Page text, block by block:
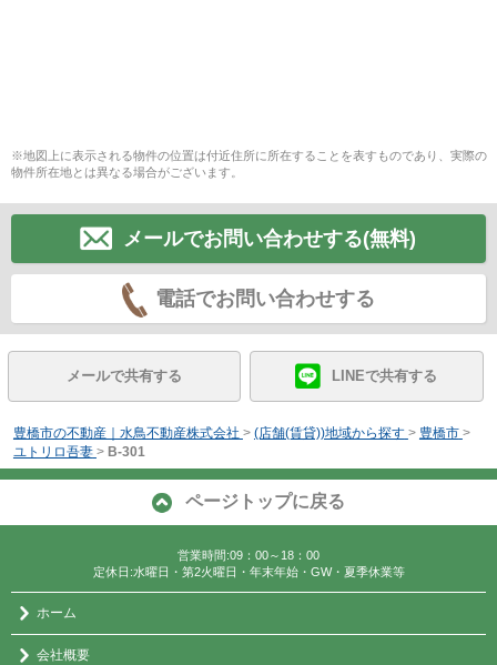
※地図上に表示される物件の位置は付近住所に所在することを表すものであり、実際の
物件所在地とは異なる場合がございます。
メールでお問い合わせする(無料)
電話でお問い合わせする
メールで共有する LINEで共有する
豊橋市の不動産｜水鳥不動産株式会社 > (店舗(賃貸))地域から探す > 豊橋市 >
ユトリロ吾妻 > B-301
ページトップに戻る
営業時間:09：00～18：00
定休日:水曜日・第2火曜日・年末年始・GW・夏季休業等
ホーム
会社概要